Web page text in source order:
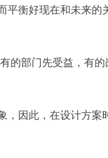
平衡好现在和未来的
的部门先受益，有的
，因此，在设计方案